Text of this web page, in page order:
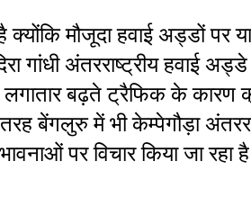
मौजूदा हवाई अड्डों पर
गांधी अंतरराष्ट्रीय हवाई
लगातार बढ़ते ट्रैफिक के कारण
बेंगलुरु में भी केम्पेगौड़ा
पर विचार किया जा रहा